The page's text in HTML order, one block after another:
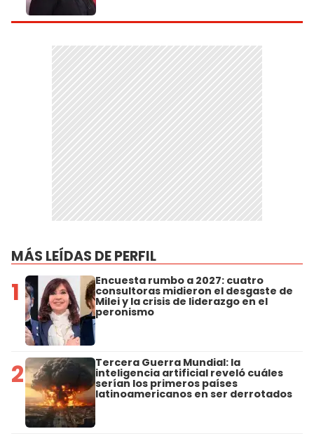
MÁS LEÍDAS DE PERFIL
1 Encuesta rumbo a 2027: cuatro
consultoras midieron el desgaste de
Milei y la crisis de liderazgo en el
peronismo
2 Tercera Guerra Mundial: la
inteligencia artificial reveló cuáles
serían los primeros países
latinoamericanos en ser derrotados